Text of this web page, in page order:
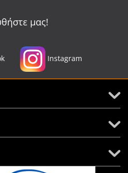
μας!
Instagram